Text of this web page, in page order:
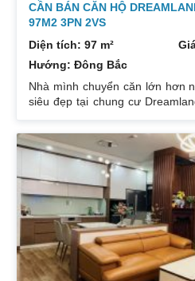
CẦN BÁN CĂN HỘ
97M2 3PN 2VS
Diện tích: 97 m²
Hướng: Đông Bắc
Nhà mình chuyển căn lớn hơn
siêu đẹp tại chung cư
hợp lý các phòng đều tràn
cửa Bắc. Ban công Tây. Tầng
mát. Nhà nguyên Bản CĐT.
đẹp. Liên hệ : 0832133366